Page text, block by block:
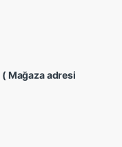
( Mağaza adresi